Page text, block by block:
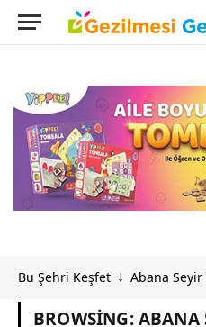
Bu Şehri Keşfet ↓ Abana Seyir
BROWSING:ABANA